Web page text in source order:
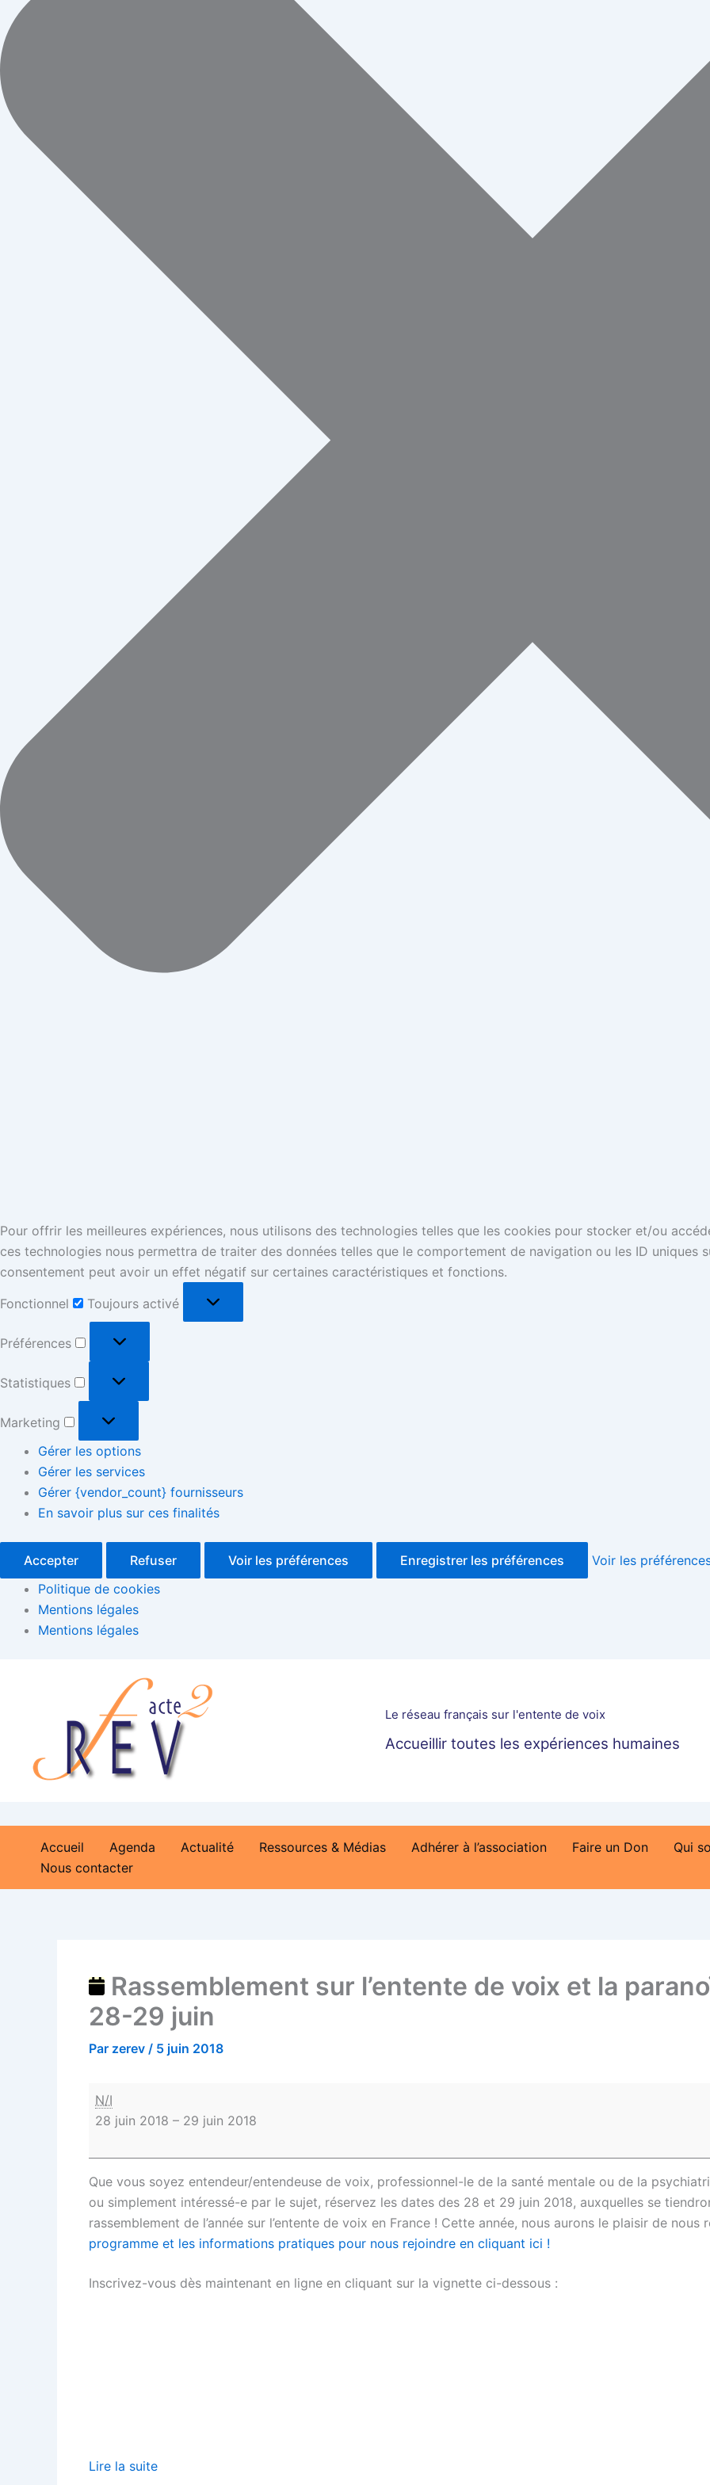
Pour offrir les meilleures expériences, nous utilisons des technologies telles que les cookies pour stocker et/ou
ces technologies nous permettra de traiter des données telles que le comportement de navigation ou les ID uniques
consentement peut avoir un effet négatif sur certaines caractéristiques et fonctions.
Fonctionnel
Toujours activé
Préférences
Statistiques
Marketing
Gérer les options
Gérer les services
Gérer {vendor_count} fournisseurs
En savoir plus sur ces finalités
Accepter Refuser Voir les préférences Enregistrer les préférences
Voir les
Politique de cookies
Mentions légales
Mentions légales
Le réseau français sur l'entente de voix
Accueillir toutes les expériences humaines
Accueil Agenda Actualité Ressources & Médias Adhérer à l’association Faire un Don
Qui
Nous contacter
Rassemblement sur l’entente de voix et la
28-29 juin
Par zerev / 5 juin 2018
l’entente
de
voix
et
Chambéry
les
N/I
28 juin 2018 – 29 juin 2018
Que vous soyez entendeur/entendeuse de voix, professionnel-le de la santé mentale ou de la
ou simplement intéressé-e par le sujet, réservez les dates des 28 et 29 juin 2018, auxquelles se
rassemblement de l’année sur l’entente de voix en France ! Cette année, nous aurons le plaisir de
programme et les informations pratiques pour nous rejoindre en cliquant ici !
Inscrivez-vous dès maintenant en ligne en cliquant sur la vignette ci-dessous :
Lire la suite